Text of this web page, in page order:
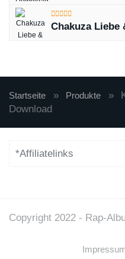
Chakuza Liebe
Startseite » Produkte »
Download
*Affiliatelinks
Copyright 2022 - Rap-